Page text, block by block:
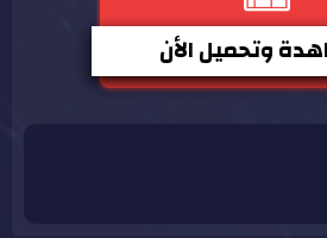
وتحميل الأن